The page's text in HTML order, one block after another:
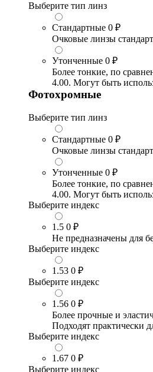
Выберите тип линз
Стандартные 0 ₽
Очковые линзы
Утонченные 0 ₽
Более тонкие, по
4.00. Могут быть
Фотохромные
Выберите тип линз
Стандартные 0 ₽
Очковые линзы
Утонченные 0 ₽
Более тонкие, по
4.00. Могут быть
Выберите индекс
1.5 0 ₽
Не предназначены для
Выберите индекс
1.53 0 ₽
Выберите индекс
1.56 0 ₽
Более прочные и
Подходят практически
Выберите индекс
1.67 0 ₽
Выберите индекс